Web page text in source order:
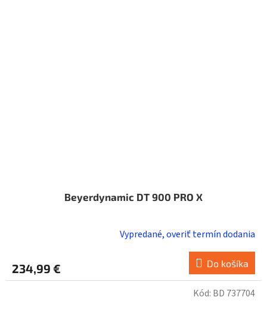
Beyerdynamic DT 900 PRO X
Vypredané, overiť termín dodania
234,99 € Do košíka
Kód: BD 737704